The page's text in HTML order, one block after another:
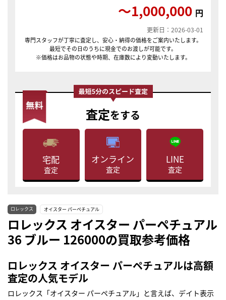
〜1,000,000 円
更新日：2026-03-01
専門スタッフが丁寧に査定し、安心・納得の価格をご案内いたします。
最短でその日のうちに現金でのお渡しが可能です。
※価格はお品物の状態や時期、在庫数により変動いたします。
査定をする
宅配
査定
オンライン
査定
LINE
査定
ロレックス オイスター パーペチュアル
ロレックス オイスター パーペチュアル
36 ブルー 126000の買取参考価格
ロレックス オイスター パーペチュアルは高額
査定の人気モデル
ロレックス「オイスター パーペチュアル」と言えば、デイト表示